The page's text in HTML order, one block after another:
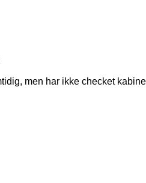
men har ikke checket